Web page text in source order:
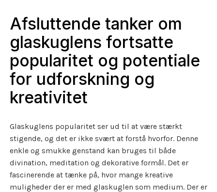
Afsluttende tanker om
glaskuglens fortsatte
popularitet og potentiale
for udforskning og
kreativitet
Glaskuglens popularitet ser ud til at være stærkt
stigende, og det er ikke svært at forstå hvorfor. Denne
enkle og smukke genstand kan bruges til både
divination, meditation og dekorative formål. Det er
fascinerende at tænke på, hvor mange kreative
muligheder der er med glaskuglen som medium. Der er